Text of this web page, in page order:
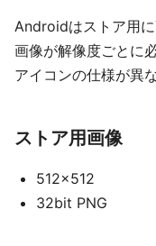
Androidはストア用
画像が解像度ごとに
アイコンの仕様が異
ストア用画像
512x512
32bit PNG